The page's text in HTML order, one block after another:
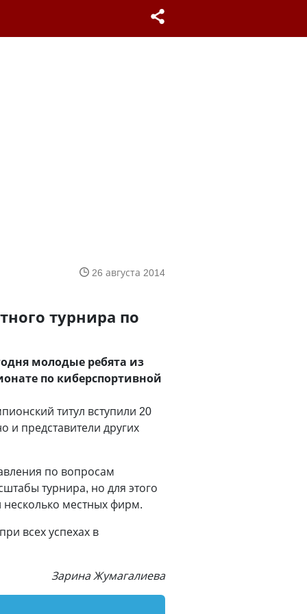
26 августа 2014
турнира по
молодые ребята из
по киберспортивной
титул вступили 20
и представители других
по вопросам
турнира, но для этого
местных фирм.
всех успехах в
Зарина Жумагалиева